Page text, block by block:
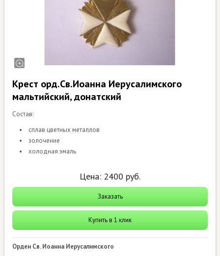
Крест орд.Св.Иоанна Иерусалимского
мальтийский, донатский
Состав:
сплав цветных металлов
золочение
холодная эмаль
Цена: 2400 руб.
Заказать
Купить в 1 клик
Орден Св. Иоанна Иерусалимского